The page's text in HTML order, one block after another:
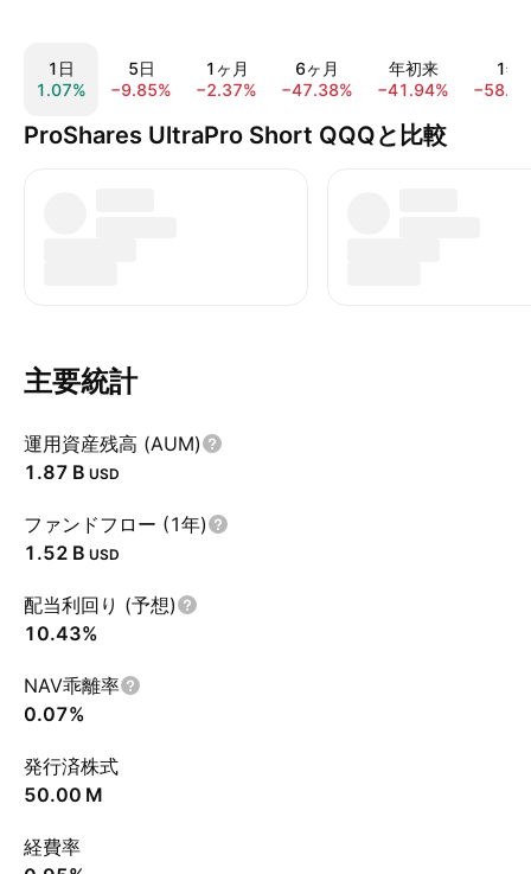
1日
1.07%
5日
−9.85%
1ヶ月
−2.37%
6ヶ月
−47.38%
年初来
−41.94%
1年
ProShares UltraPro Short QQQと比較
主要統計
運用資産残高 (AUM)
‪1.87 B‬ USD
ファンドフロー (1年)
‪1.52 B‬ USD
配当利回り (予想)
10.43%
NAV乖離率
0.07%
発行済株式
‪50.00 M‬
経費率